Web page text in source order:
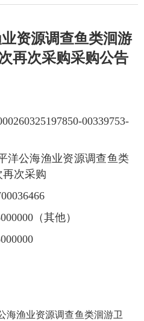
资源调查鱼类洄游
再次采购采购公告
00339753-
洋公海渔业资源调查鱼类
次采购
（其他）
海渔业资源调查鱼类洄游卫